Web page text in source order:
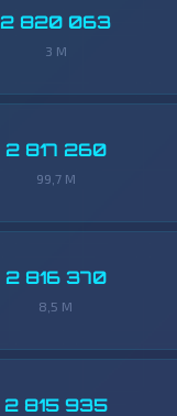
2 820 063
3 M
2 817 260
99,7 M
2 816 370
8,5 M
2 815 935